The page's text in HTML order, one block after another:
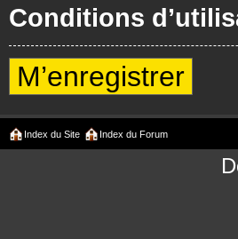
Conditions
M’enregistrer
Index du Site Index du Forum